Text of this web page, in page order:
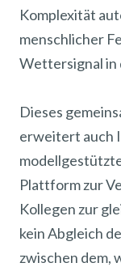
Komplexität
menschlicher
Wettersignal in
Dieses
erweitert auch
Plattform zur
Kollegen zur
kein Abgleich
zwischen dem,